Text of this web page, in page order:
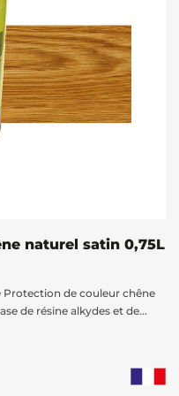
naturel satin 0,75L
Protection de couleur chêne
de résine alkydes et de...